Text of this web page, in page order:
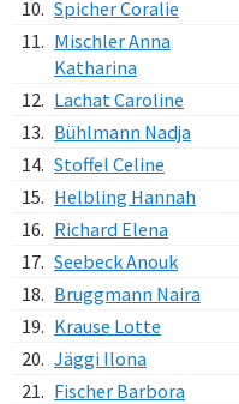
10. Spicher Coralie
11. Mischler Anna
Katharina
12. Lachat Caroline
13. Bühlmann Nadja
14. Stoffel Celine
15. Helbling Hannah
16. Richard Elena
17. Seebeck Anouk
18. Bruggmann Naira
19. Krause Lotte
20. Jäggi Ilona
21. Fischer Barbora